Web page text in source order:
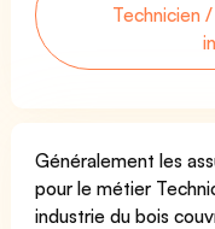
Technicien
Généralement les
pour le métier
industrie du bois